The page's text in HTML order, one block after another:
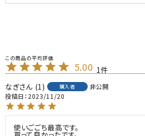
5.00 1
なぎ
1 購入者
非公開
投稿日 2023/11/20
使いごごち最高です。